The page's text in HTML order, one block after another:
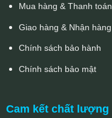
Mua hàng & Thanh toán
Giao hàng & Nhận hàng
Chính sách bảo hành
Chính sách bảo mật
Cam kết chất lượng